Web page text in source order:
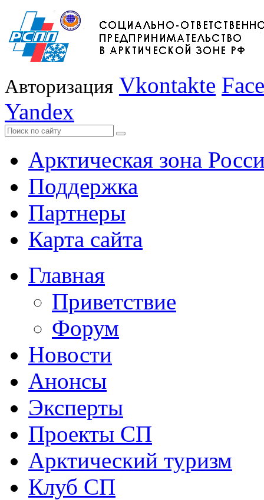
Авторизация Vkontakte
Yandex
Арктическая зона
Поддержка
Партнеры
Карта сайта
Главная
Приветствие
Форум
Новости
Анонсы
Эксперты
Проекты СП
Арктический туризм
Клуб СП